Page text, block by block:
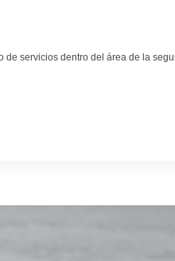
de servicios dentro del área de la